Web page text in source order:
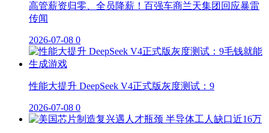
高管薪资归零、全员降薪！百强车商兰天集团回应暴雷
传闻
2026-07-08 0
性能大提升 DeepSeek V4正式版灰度测试：9
2026-07-08 0